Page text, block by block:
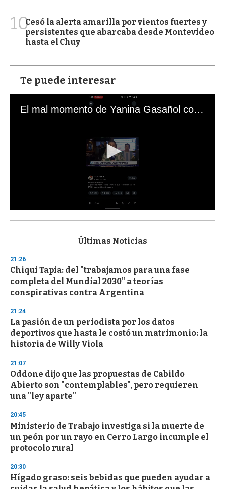
10Cesó la alerta amarilla por vientos fuertes y
persistentes que abarcaba desde Montevideo
hasta el Chuy
Te puede interesar
El mal momento de Yanina Gasañol con un hincha argentino en "Subrayado"
s
d
s
o
f
3
s
e
c
o
n
Últimas Noticias
21:26
Chiqui Tapia: del "trabajamos para una fase
completa del Mundial 2030" a teorías
conspirativas contra Argentina
21:24
La pasión de un periodista por los datos
deportivos que hasta le costó un matrimonio: la
historia de Willy Viola
21:07
Oddone dijo que las propuestas de Cabildo
Abierto son "contemplables", pero requieren
una "ley aparte"
20:45
Ministerio de Trabajo investiga si la muerte de
un peón por un rayo en Cerro Largo incumple el
protocolo rural
20:30
Hígado graso: seis bebidas que pueden ayudar a